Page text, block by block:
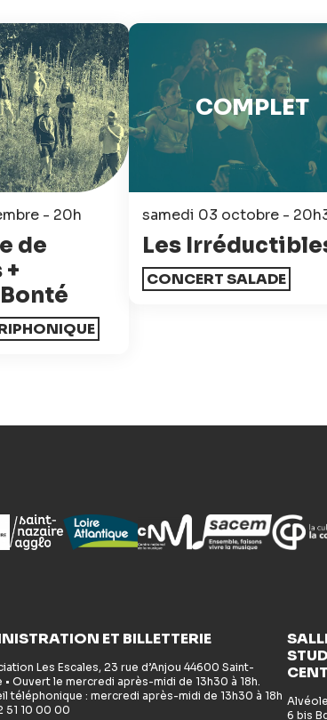
- 20h
de
samedi 03 octobre -
Les
CONCERT SALADE
COMPLET
ET BILLETTERIE
Les Escales, 23 rue d’Anjou 44600 Saint-
• Ouvert le mercredi après-midi de 13h30 à 18h.
téléphonique : mercredi après-midi de 13h30 à 18h
51 10 00 00
6 bis